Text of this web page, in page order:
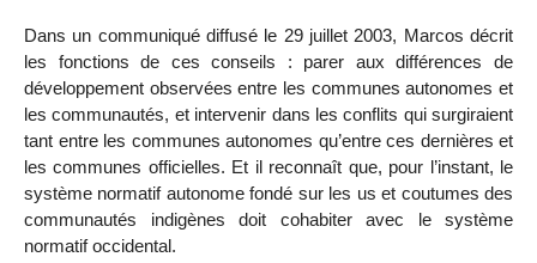
Dans un communiqué diffusé le 29 juillet 2003, Marcos décrit
les fonctions de ces conseils : parer aux différences de
développement observées entre les communes autonomes et
les communautés, et intervenir dans les conflits qui surgiraient
tant entre les communes autonomes qu’entre ces dernières et
les communes officielles. Et il reconnaît que, pour l’instant, le
système normatif autonome fondé sur les us et coutumes des
communautés indigènes doit cohabiter avec le système
normatif occidental.